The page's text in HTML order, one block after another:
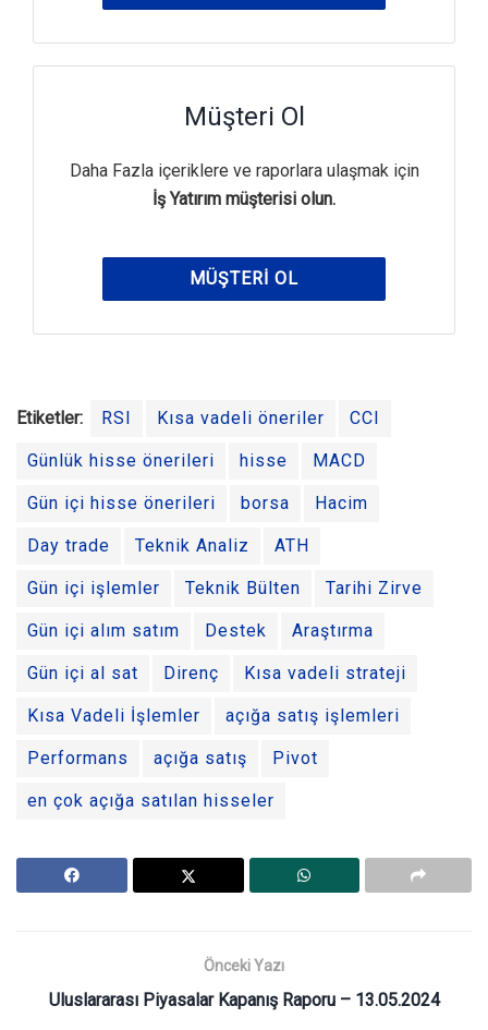
Müşteri Ol
Daha Fazla içeriklere ve raporlara ulaşmak için
İş Yatırım müşterisi olun.
MÜŞTERI OL
Etiketler: RSI Kısa vadeli öneriler CCI
Günlük hisse önerileri hisse MACD
Gün içi hisse önerileri borsa Hacim
Day trade Teknik Analiz ATH
Gün içi işlemler Teknik Bülten Tarihi Zirve
Gün içi alım satım Destek Araştırma
Gün içi al sat Direnç Kısa vadeli strateji
Kısa Vadeli İşlemler açığa satış işlemleri
Performans açığa satış Pivot
en çok açığa satılan hisseler
Önceki Yazı
Uluslararası Piyasalar Kapanış Raporu – 13.05.2024